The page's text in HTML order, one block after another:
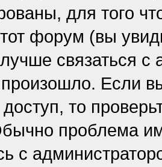
для того
форум (вы
связаться
произошло. Если
то
проблема
с